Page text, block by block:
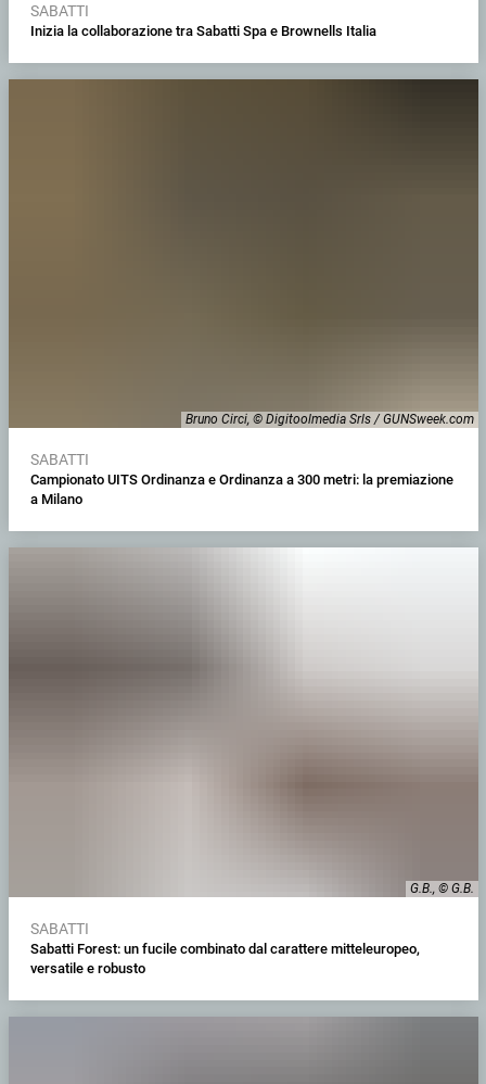
SABATTI
Inizia la collaborazione tra Sabatti Spa e Brownells Italia
Bruno Circi, © Digitoolmedia Srls / GUNSweek.com
SABATTI
Campionato UITS Ordinanza e Ordinanza a 300 metri: la premiazione
a Milano
G.B., © G.B.
SABATTI
Sabatti Forest: un fucile combinato dal carattere mitteleuropeo,
versatile e robusto